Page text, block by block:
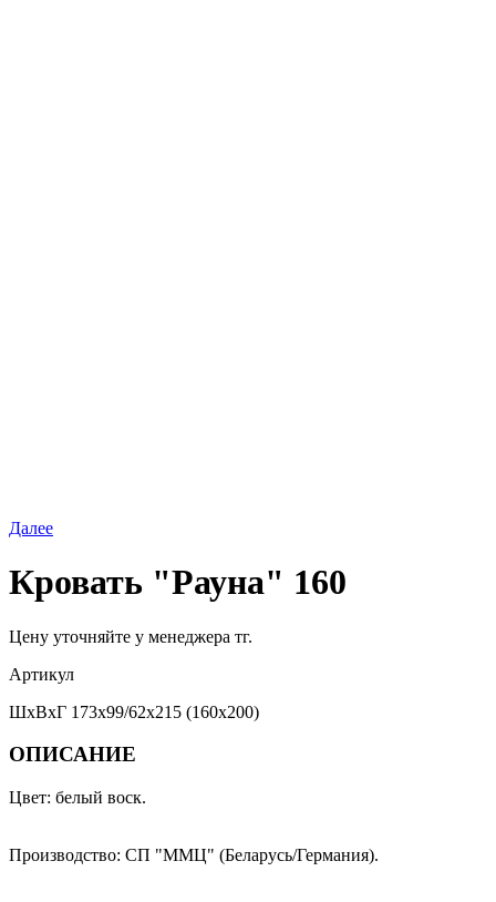
Далее
Кровать "Рауна" 160
Цену уточняйте у менеджера тг.
Артикул
ШхВхГ 173x99/62x215 (160x200)
ОПИСАНИЕ
Цвет: белый воск.
Производство: СП "ММЦ" (Беларусь/Германия).